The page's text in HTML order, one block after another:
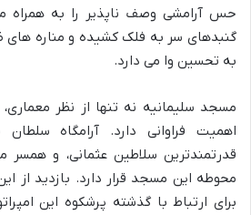
حس آرامشی وصف ناپذیر را به همراه
گنبدهای سر به فلک کشیده و مناره های
به تحسین وا می دارد.
مسجد سلیمانیه نه تنها از نظر معماری،
اهمیت فراوانی دارد. آرامگاه سلطان
قدرتمندترین سلاطین عثمانی، و همسر
محوطه این مسجد قرار دارد. بازدید از
برای ارتباط با گذشته پرشکوه این